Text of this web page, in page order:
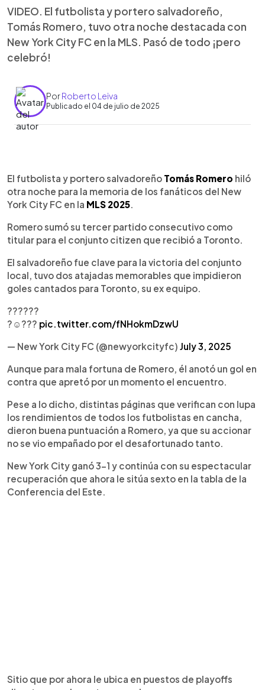
VIDEO. El futbolista y portero salvadoreño,
Tomás Romero, tuvo otra noche destacada con
New York City FC en la MLS. Pasó de todo ¡pero
celebró!
PorRoberto Leiva
Publicado el 04 de julio de 2025
► Escuchar artículo
El futbolista y portero salvadoreño Tomás Romero hiló
otra noche para la memoria de los fanáticos del New
York City FC en la MLS 2025
Romero sumó su tercer partido consecutivo como
titular para el conjunto citizen que recibió a Toronto.
El salvadoreño fue clave para la victoria del conjunto
local, tuvo dos atajadas memorables que impidieron
goles cantados para Toronto, su ex equipo.
??????
?☺️??? pic.twitter.com/fNHokmDzwU
— New York City FC (@newyorkcityfc) July 3, 2025
Aunque para mala fortuna de Romero, él anotó un gol en
contra que apretó por un momento el encuentro.
Pese a lo dicho, distintas páginas que verifican con lupa
los rendimientos de todos los futbolistas en cancha,
dieron buena puntuación a Romero, ya que su accionar
no se vio empañado por el desafortunado tanto.
New York City ganó 3-1 y continúa con su espectacular
recuperación que ahora le sitúa sexto en la tabla de la
Conferencia del Este.
Sitio que por ahora le ubica en puestos de playoffs